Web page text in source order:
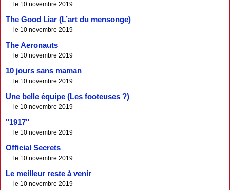
le 10 novembre 2019
The Good Liar (L’art du mensonge)
le 10 novembre 2019
The Aeronauts
le 10 novembre 2019
10 jours sans maman
le 10 novembre 2019
Une belle équipe (Les footeuses ?)
le 10 novembre 2019
"1917"
le 10 novembre 2019
Official Secrets
le 10 novembre 2019
Le meilleur reste à venir
le 10 novembre 2019